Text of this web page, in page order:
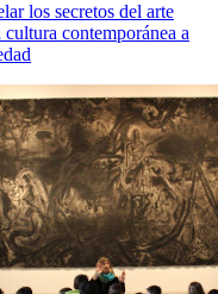
los secretos del arte
contemporánea a